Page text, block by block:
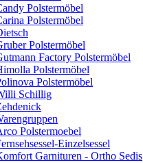
Polstermöbel
Polstermöbel
Polstermöbel
Factory Polstermöbel
Polstermöbel
Polstermöbel
Schillig
Polstermoebel
Einzelsessel
Garnituren - Ortho Sedis